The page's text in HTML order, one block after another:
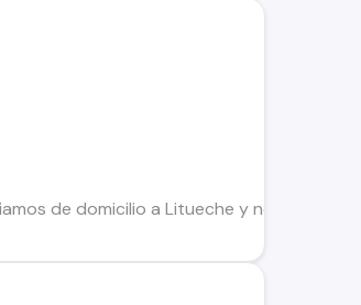
de domicilio a Litueche y no